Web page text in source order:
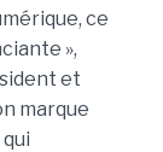
ce
»,
et
marque